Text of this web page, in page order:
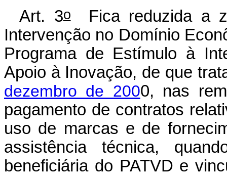
Art. 3oFica reduzida a
Intervenção no Domínio
Programa de Estímulo à
Apoio à Inovação, de que
dezembro de 2000, nas
pagamento de contratos
uso de marcas e de
assistência técnica,
beneficiária do PATVD e